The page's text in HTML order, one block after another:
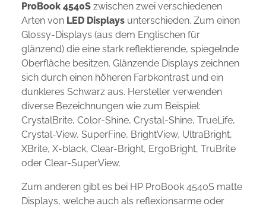
ProBook 4540S zwischen zwei verschiedenen
Arten von LED Displays unterschieden. Zum einen
Glossy-Displays (aus dem Englischen für
glänzend) die eine stark reflektierende, spiegelnde
Oberfläche besitzen. Glänzende Displays zeichnen
sich durch einen höheren Farbkontrast und ein
dunkleres Schwarz aus. Hersteller verwenden
diverse Bezeichnungen wie zum Beispiel:
CrystalBrite, Color-Shine, Crystal-Shine, TrueLife,
Crystal-View, SuperFine, BrightView, UltraBright,
XBrite, X-black, Clear-Bright, ErgoBright, TruBrite
oder Clear-SuperView.
Zum anderen gibt es bei HP ProBook 4540S matte
Displays, welche auch als reflexionsarme oder